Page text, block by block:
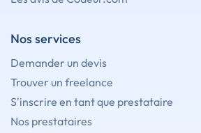
Nos services
Demander un devis
Trouver un freelance
S'inscrire en tant que prestataire
Nos prestataires